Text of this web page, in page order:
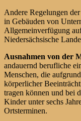
Andere Regelungen
in Gebäuden von
Allgemeinverfügung
Niedersächsische
Ausnahmen von der
andauernd berufliche
Menschen, die
körperlicher
tragen können und bei
Kinder unter sechs
Ortsterminen.